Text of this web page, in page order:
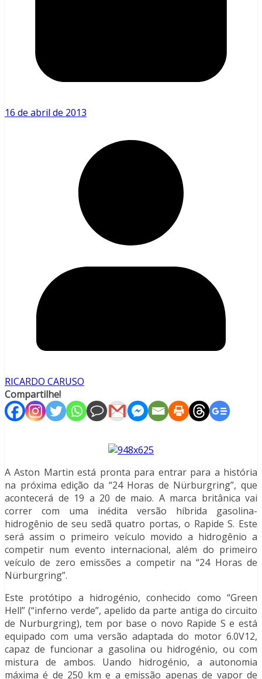
16 de abril de 2013
RICARDO CARUSO
Compartilhe!
A Aston Martin está pronta para entrar para a história
na próxima edição da “24 Horas de Nürburgring”, que
acontecerá de 19 a 20 de maio. A marca britânica vai
correr com uma inédita versão híbrida gasolina-
hidrogênio de seu sedã quatro portas, o Rapide S. Este
será assim o primeiro veículo movido a hidrogênio a
competir num evento internacional, além do primeiro
veículo de zero emissões a competir na “24 Horas de
Nürburgring”.
Este protótipo a hidrogénio, conhecido como “Green
Hell” (“inferno verde”, apelido da parte antiga do circuito
de Nurburgring), tem por base o novo Rapide S e está
equipado com uma versão adaptada do motor 6.0V12,
capaz de funcionar a gasolina ou hidrogénio, ou com
mistura de ambos. Uando hidrogénio, a autonomia
máxima é de 250 km e a emissão apenas de vapor de